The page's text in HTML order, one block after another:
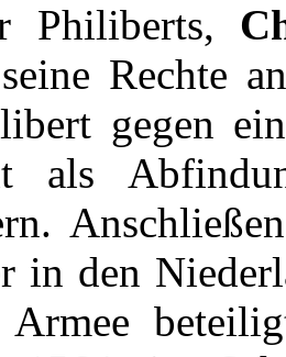
Philiberts,
Rechte
gegen ein
als
.
in den
Armee